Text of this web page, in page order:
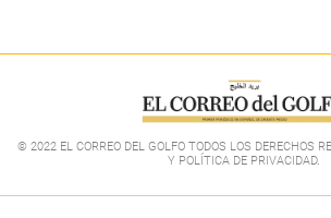
© 2022 EL CORREO DEL GOLFO TODOS LOS DERECHOS
Y POLÍTICA DE PRIVACIDAD.